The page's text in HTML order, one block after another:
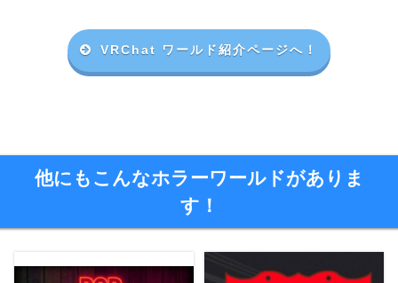
VRChat ワールド紹介ページへ！
他にもこんなホラーワールドがありま
す！